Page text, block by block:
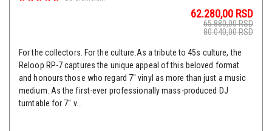
62.280,00 RSD
65.880,00RSD
80.040,00RSD
For the collectors. For the culture.As a tribute to 45s culture, the
Reloop RP-7 captures the unique appeal of this beloved format
and honours those who regard 7" vinyl as more than just a music
medium. As the first-ever professionally mass-produced DJ
turntable for 7" v...